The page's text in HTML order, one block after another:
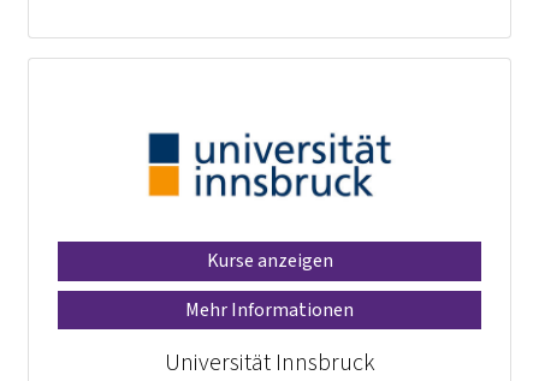
Kurse anzeigen
Mehr Informationen
Universität Innsbruck